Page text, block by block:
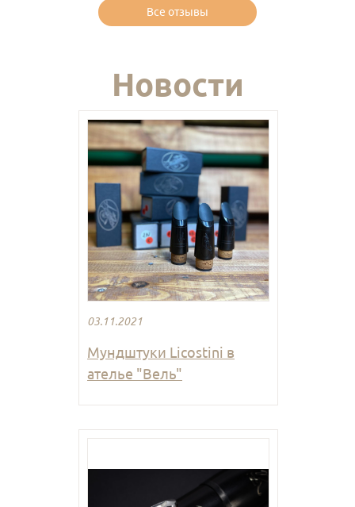
Все отзывы
Новости
03.11.2021
Мундштуки Licostini в
ателье "Вель"